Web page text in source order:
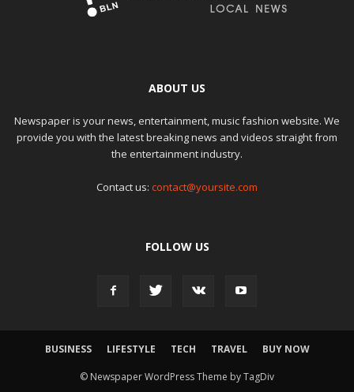
ABOUT US
Newspaper is your news, entertainment, music fashion website. We
provide you with the latest breaking news and videos straight from
the entertainment industry.
Contact us: contact@yoursite.com
FOLLOW US
BUSINESS LIFESTYLE TECH TRAVEL BUY NOW
© Newspaper WordPress Theme by TagDiv